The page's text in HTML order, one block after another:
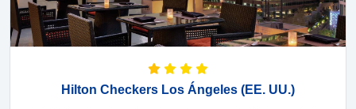
Hilton Checkers Los Ángeles (EE. UU.)